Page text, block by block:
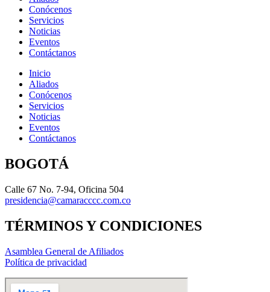
Conócenos
Servicios
Noticias
Eventos
Contáctanos
Inicio
Aliados
Conócenos
Servicios
Noticias
Eventos
Contáctanos
BOGOTÁ
Calle 67 No. 7-94, Oficina 504
presidencia@camaracccc.com.co
TÉRMINOS Y CONDICIONES
Asamblea General de Afiliados
Política de privacidad